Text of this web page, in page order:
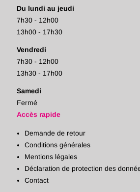
Du lundi au jeudi
7h30 - 12h00
13h00 - 17h30
Vendredi
7h30 - 12h00
13h30 - 17h00
Samedi
Fermé
Accès rapide
Demande de retour
Conditions générales
Mentions légales
Déclaration de protection des
Contact